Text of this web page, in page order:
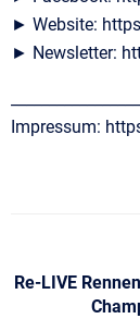
► Website:
► Newsletter:
Impressum:
Re-LIVE